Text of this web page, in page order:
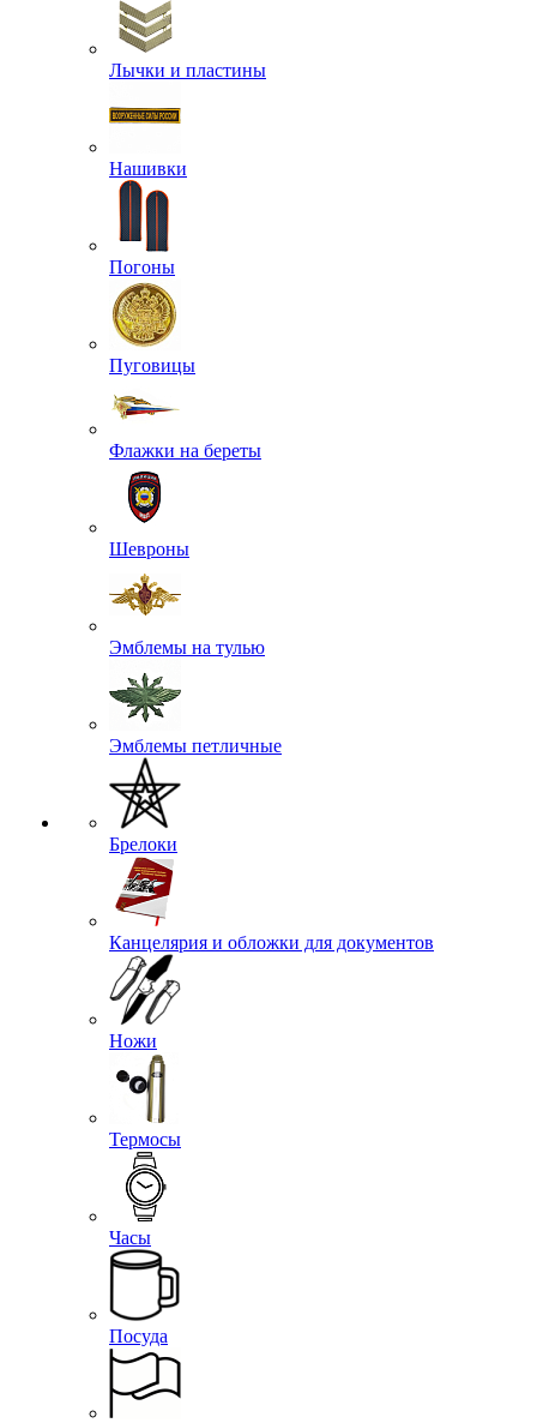
Лычки и пластины
Нашивки
Погоны
Пуговицы
Флажки на береты
Шевроны
Эмблемы на тулью
Эмблемы петличные
Брелоки
Канцелярия и обложки для документов
Ножи
Термосы
Часы
Посуда